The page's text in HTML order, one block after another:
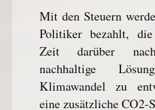
Mit den Steuern
Politiker bezahlt,
Zeit darüber
nachhaltige
Klimawandel zu
eine zusätzliche CO2-